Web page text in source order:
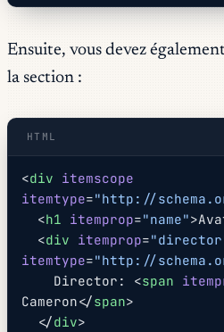
Ensuite, vous devez
la section :
HTML
<div itemscope
itemtype="http://
  <
h1 itemprop="name"
  <
div itemprop=
itemtype="http://
    Director: <
span
Cameron</span>
  </
div>